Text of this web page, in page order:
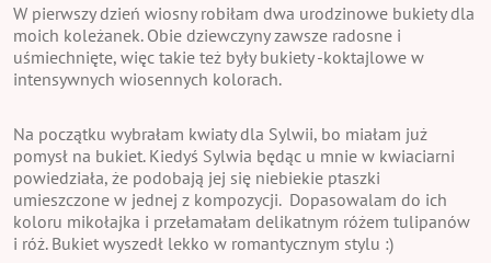
W pierwszy dzień wiosny robiłam dwa urodzinowe bukiety dla
moich koleżanek. Obie dziewczyny zawsze radosne i
uśmiechnięte, więc takie też były bukiety -koktajlowe w
intensywnych wiosennych kolorach.
Na początku wybrałam kwiaty dla Sylwii, bo miałam już
pomysł na bukiet. Kiedyś Sylwia będąc u mnie w kwiaciarni
powiedziała, że podobają jej się niebiekie ptaszki
umieszczone w jednej z kompozycji. Dopasowalam do ich
koloru mikołajka i przełamałam delikatnym różem tulipanów
i róż. Bukiet wyszedł lekko w romantycznym stylu :)